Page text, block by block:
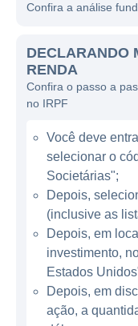
tranquilidade
A MetLife
setor de
reconhecida
vida e seguros
variado de
ao consumidor
quanto a
coletivos e
empresa
de previdência
uma opção
financeiro.
Confira a análise
DECLARANDO
RENDA
Confira o passo a
no IRPF
Você deve
selecionar o
Societárias";
Depois,
(inclusive as
Depois, em
investimento,
Estados
Depois, em
ação, a